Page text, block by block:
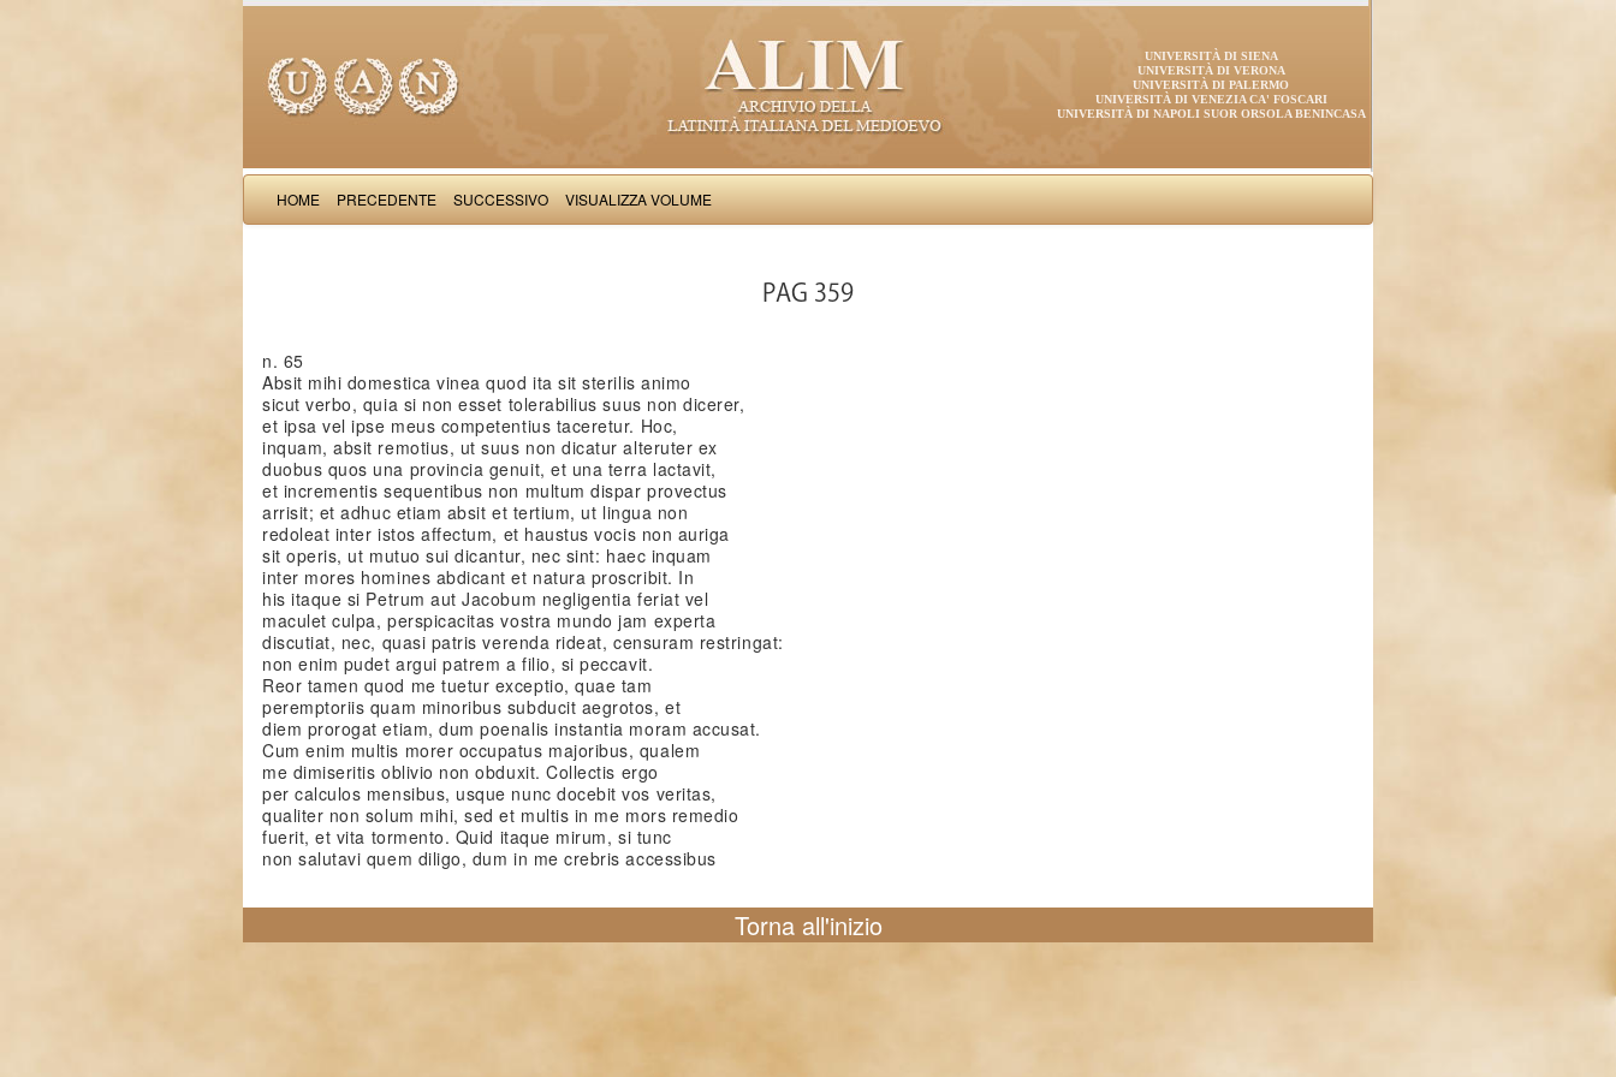
UNIVERSITÀ DI SIENA
UNIVERSITÀ DI VERONA
UNIVERSITÀ DI PALERMO
UNIVERSITÀ DI VENEZIA CA' FOSCARI
UNIVERSITÀ DI NAPOLI SUOR ORSOLA BENINCASA
HOME PRECEDENTE SUCCESSIVO VISUALIZZA VOLUME
PAG 359
n. 65
Absit mihi domestica vinea quod ita sit sterilis animo
sicut verbo, quia si non esset tolerabilius suus non dicerer,
et ipsa vel ipse meus competentius taceretur. Hoc,
inquam, absit remotius, ut suus non dicatur alteruter ex
duobus quos una provincia genuit, et una terra lactavit,
et incrementis sequentibus non multum dispar provectus
arrisit; et adhuc etiam absit et tertium, ut lingua non
redoleat inter istos affectum, et haustus vocis non auriga
sit operis, ut mutuo sui dicantur, nec sint: haec inquam
inter mores homines abdicant et natura proscribit. In
his itaque si Petrum aut Jacobum negligentia feriat vel
maculet culpa, perspicacitas vostra mundo jam experta
discutiat, nec, quasi patris verenda rideat, censuram restringat:
non enim pudet argui patrem a filio, si peccavit.
Reor tamen quod me tuetur exceptio, quae tam
peremptoriis quam minoribus subducit aegrotos, et
diem prorogat etiam, dum poenalis instantia moram accusat.
Cum enim multis morer occupatus majoribus, qualem
me dimiseritis oblivio non obduxit. Collectis ergo
per calculos mensibus, usque nunc docebit vos veritas,
qualiter non solum mihi, sed et multis in me mors remedio
fuerit, et vita tormento. Quid itaque mirum, si tunc
non salutavi quem diligo, dum in me crebris accessibus
Torna all'inizio